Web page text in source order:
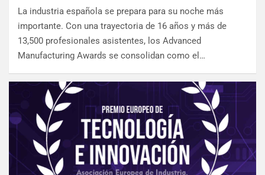
La industria española se prepara para su noche más
importante. Con una trayectoria de 16 años y más de
13,500 profesionales asistentes, los Advanced
Manufacturing Awards se consolidan como el…